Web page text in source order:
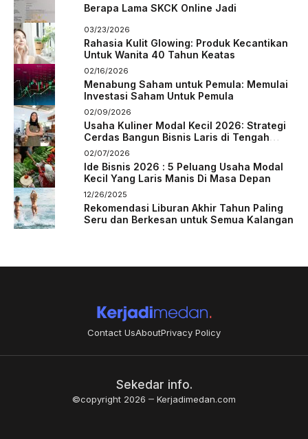
Berapa Lama SKCK Online Jadi
03/23/2026
Rahasia Kulit Glowing: Produk Kecantikan
Untuk Wanita 40 Tahun Keatas
02/16/2026
Menabung Saham untuk Pemula: Memulai
Investasi Saham Untuk Pemula
02/09/2026
Usaha Kuliner Modal Kecil 2026: Strategi
Cerdas Bangun Bisnis Laris di Tengah
Persaingan
02/07/2026
Ide Bisnis 2026 : 5 Peluang Usaha Modal
Kecil Yang Laris Manis Di Masa Depan
12/26/2025
Rekomendasi Liburan Akhir Tahun Paling
Seru dan Berkesan untuk Semua Kalangan
Contact UsAboutPrivacy Policy
Sekedar info.
©copyright 2026 Kerjadimedan.com